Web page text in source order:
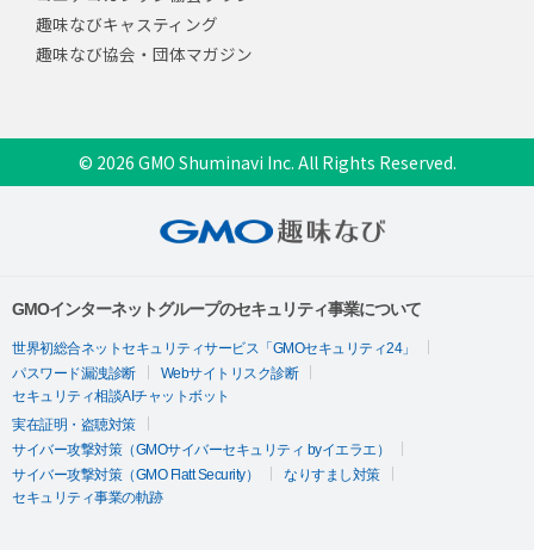
趣味なびキャスティング
趣味なび協会・団体マガジン
© 2026 GMO Shuminavi Inc. All Rights Reserved.